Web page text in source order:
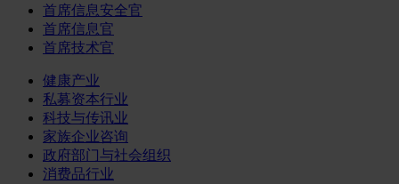
首席信息安全官
首席信息官
首席技术官
健康产业
私募资本行业
科技与传讯业
家族企业咨询
政府部门与社会组织
消费品行业